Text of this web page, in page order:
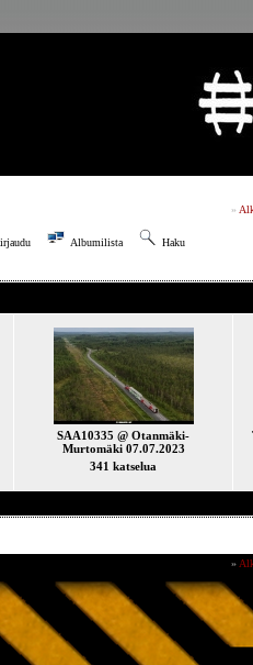
»
Albumilista Haku
SAA10335 @ Otanmäki-
Murtomäki 07.07.2023
341 katselua
»